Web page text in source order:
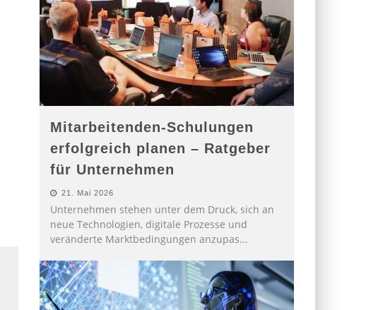
Mitarbeitenden-Schulungen
erfolgreich planen – Ratgeber
für Unternehmen
21. Mai 2026
Unternehmen stehen unter dem Druck, sich an
neue Technologien, digitale Prozesse und
veränderte Marktbedingungen anzupas...